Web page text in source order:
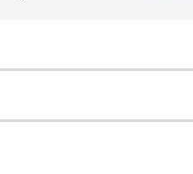
bio Good Goût
après ouverture.